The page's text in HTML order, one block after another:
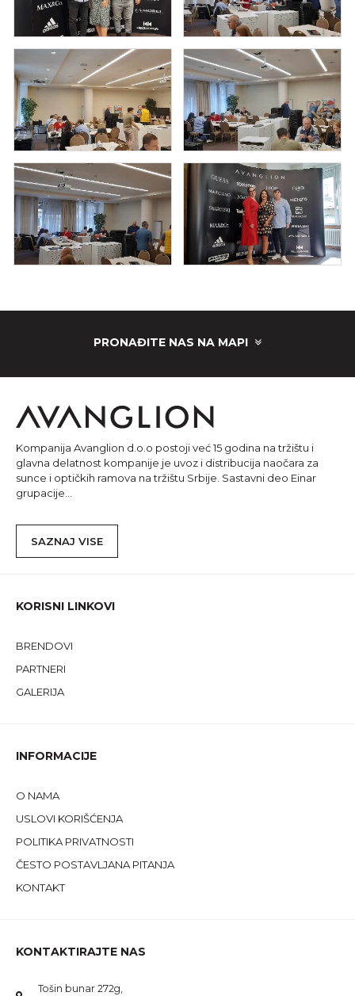
PRONAĐITE NAS NA MAPI
Kompanija Avanglion d.o.o postoji već 15 godina na tržištu i
glavna delatnost kompanije je uvoz i distribucija naočara za
sunce i optičkih ramova na tržištu Srbije. Sastavni deo Einar
grupacije...
SAZNAJ VISE
KORISNI LINKOVI
BRENDOVI
PARTNERI
GALERIJA
INFORMACIJE
O NAMA
USLOVI KORIŠĆENJA
POLITIKA PRIVATNOSTI
ČESTO POSTAVLJANA PITANJA
KONTAKT
KONTAKTIRAJTE NAS
Tošin bunar 272g,